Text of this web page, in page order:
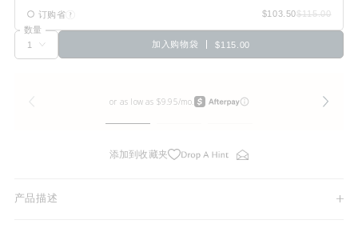
订购省
数量
加入购物袋
$115.00
添加到收藏夹
产品描述